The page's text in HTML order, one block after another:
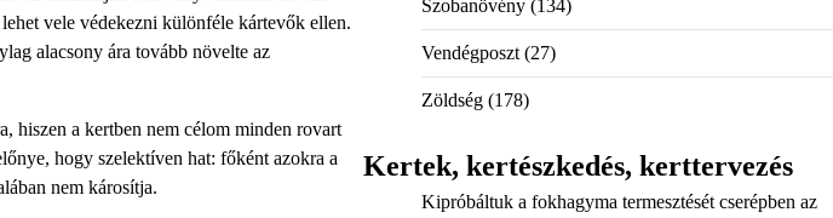
vele védekezni különféle kártevők ellen.
alacsony ára tovább növelte az
hiszen a kertben nem célom minden rovart
hogy szelektíven hat: főként azokra a
nem károsítja.
Szobanövény(134)
Vendégposzt(27)
Zöldség(178)
Kertek, kertészkedés, kerttervezés
Kipróbáltuk a fokhagyma termesztését cserépben az